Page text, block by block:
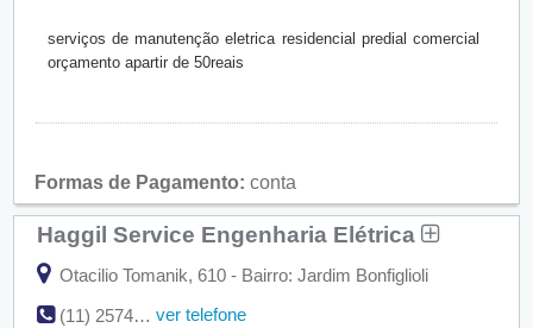
serviços de manutenção eletrica residencial predial comercial
orçamento apartir de 50reais
Formas de Pagamento: conta
Haggil Service Engenharia Elétrica
Otacilio Tomanik, 610 - Bairro: Jardim Bonfiglioli
(11) 2574-8562 / 2574-8531
ver telefone